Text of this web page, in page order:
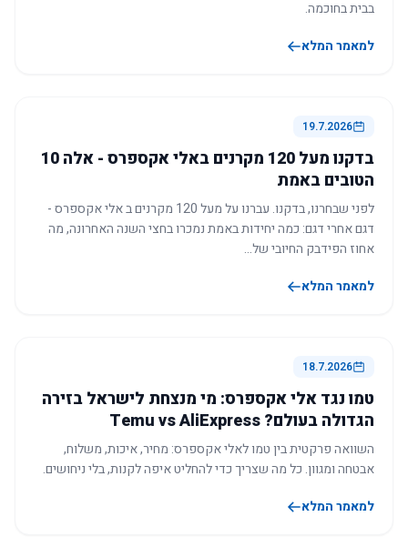
בבית בחוכמה.
למאמר המלא
19.7.2026
בדקנו מעל 120 מקרנים באלי אקספרס - אלה 10
הטובים באמת
לפני שבחרנו, בדקנו. עברנו על מעל 120 מקרנים ב אלי אקספרס -
דגם אחרי דגם: כמה יחידות באמת נמכרו בחצי השנה האחרונה, מה
אחוז הפידבק החיובי של…
למאמר המלא
18.7.2026
טמו נגד אלי אקספרס: מי מנצחת לישראל בזירה
הגדולה בעולם? Temu vs AliExpress
השוואה פרקטית בין טמו לאלי אקספרס: מחיר, איכות, משלוח,
אבטחה ומגוון. כל מה שצריך כדי להחליט איפה לקנות, בלי ניחושים.
למאמר המלא